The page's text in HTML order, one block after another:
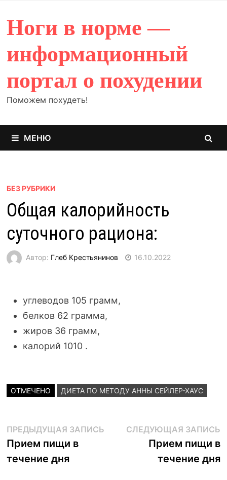
содержимому
Ноги в норме —
информационный
портал о похудении
Поможем похудеть!
МЕНЮ
БЕЗ РУБРИКИ
Общая калорийность
суточного рациона:
Автор: Глеб Крестьянинов 16.10.2022
углеводов 105 грамм,
белков 62 грамма,
жиров 36 грамм,
калорий 1010 .
ОТМЕЧЕНО ДИЕТА ПО МЕТОДУ АННЫ СЕЙЛЕР-ХАУС
Навигация
по
записям
ПРЕДЫДУЩАЯ ЗАПИСЬПредыдущая
Прием пищи в
течение дня
СЛЕДУЮЩАЯ ЗАПИСЬ
Прием пищи в
течение дня